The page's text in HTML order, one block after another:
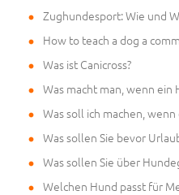
Zughundesport: Wie und
How to teach a dog a
Was ist Canicross?
Was macht man, wenn ein
Was soll ich machen,
Was sollen Sie bevor
Was sollen Sie über
Welchen Hund passt für